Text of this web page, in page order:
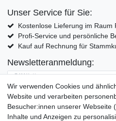
Unser Service für Sie:
Kostenlose Lieferung im Raum
Profi-Service und persönliche
Kauf auf Rechnung für
Newsletteranmeldung:
E-MAIL **
Hiermit bestätige ich, dass ich die
Einwilligung kann ich jederzeit
Wir verwenden Cookies und
Website und verarbeiten
Besucher:innen unserer Webseite
Inhalte und Anzeigen zu